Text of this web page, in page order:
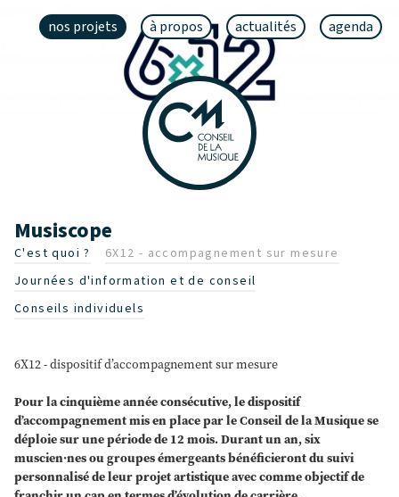
nos projets à propos actualités agenda
Musiscope
C'est quoi ?
6X12 - accompagnement sur mesure
Journées d'information et de conseil
Conseils individuels
6X12 - dispositif d’accompagnement sur mesure
Pour la cinquième année consécutive, le dispositif
d’accompagnement mis en place par le Conseil de la Musique se
déploie sur une période de 12 mois. Durant un an, six
muscien·nes ou groupes émergeants bénéficieront du suivi
personnalisé de leur projet artistique avec comme objectif de